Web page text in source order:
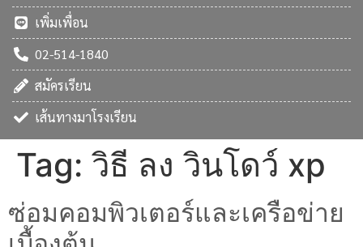
เพิ่มเพื่อน
02-514-1840
สมัครเรียน
เส้นทางมาโรงเรียน
Tag: วิธี ลง วินโดว์ xp
ซ่อมคอมพิวเตอร์และเครือข่าย